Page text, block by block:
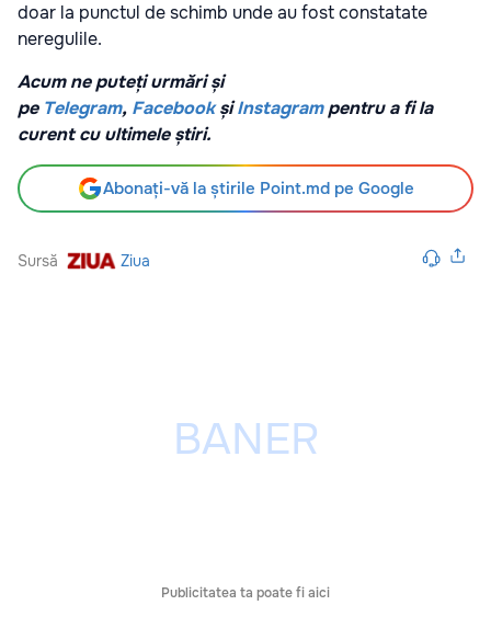
doar la punctul de schimb unde au fost constatate
neregulile.
Acum ne puteți urmări și
pe Telegram, Facebook șiInstagrampentru a fi la
curent cu ultimele știri.
Abonați-vă la știrile Point.md pe Google
Sursă Ziua
Publicitatea ta poate fi aici